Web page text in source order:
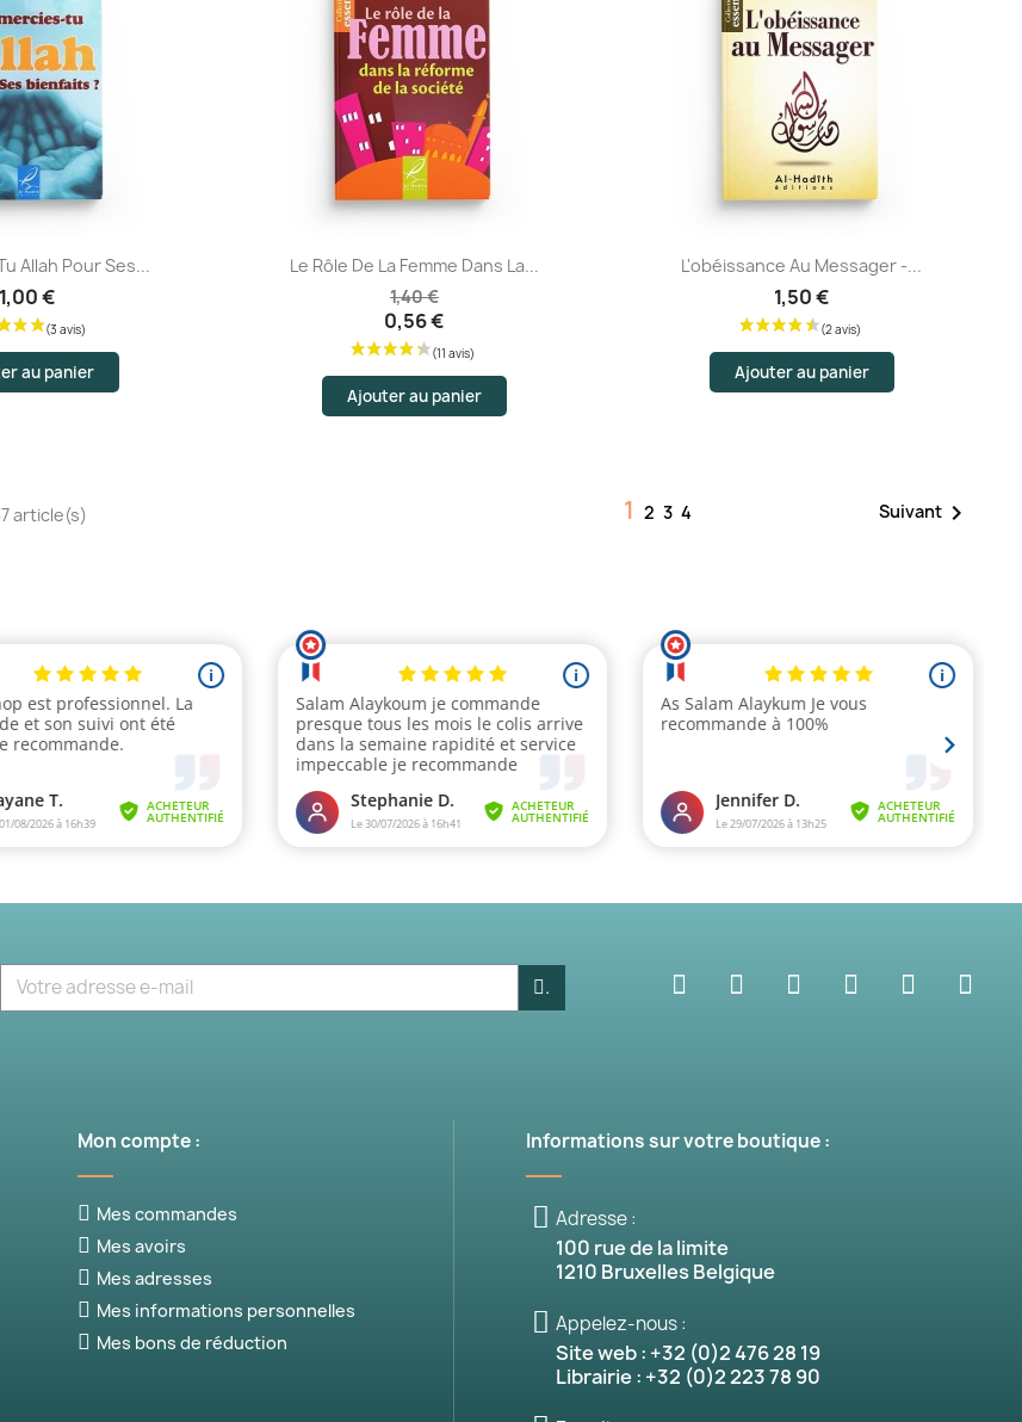
rapide
Allah Pour Ses...
1,00 €
au panier
Aperçu rapide
Le Rôle De La Femme Dans La...
1,40 €
0,56 €
Ajouter au panier
Aperçu rapide
L'obéissance Au Messager -...
1,50 €
Ajouter au panier
article(s) 1234 Suivant
.
Mon compte :
Mes commandes
Mes avoirs
Mes adresses
Mes informations personnelles
Mes bons de réduction
Informations sur votre boutique :
Adresse :
100 rue de la limite
1210 Bruxelles Belgique
Appelez-nous :
Site web : +32 (0)2 476 28 19
Librairie : +32 (0)2 223 78 90